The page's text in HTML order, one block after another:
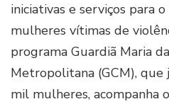
iniciativas e serviços para
mulheres vítimas de
programa Guardiã Maria
Metropolitana (GCM), que
mil mulheres, acompanha